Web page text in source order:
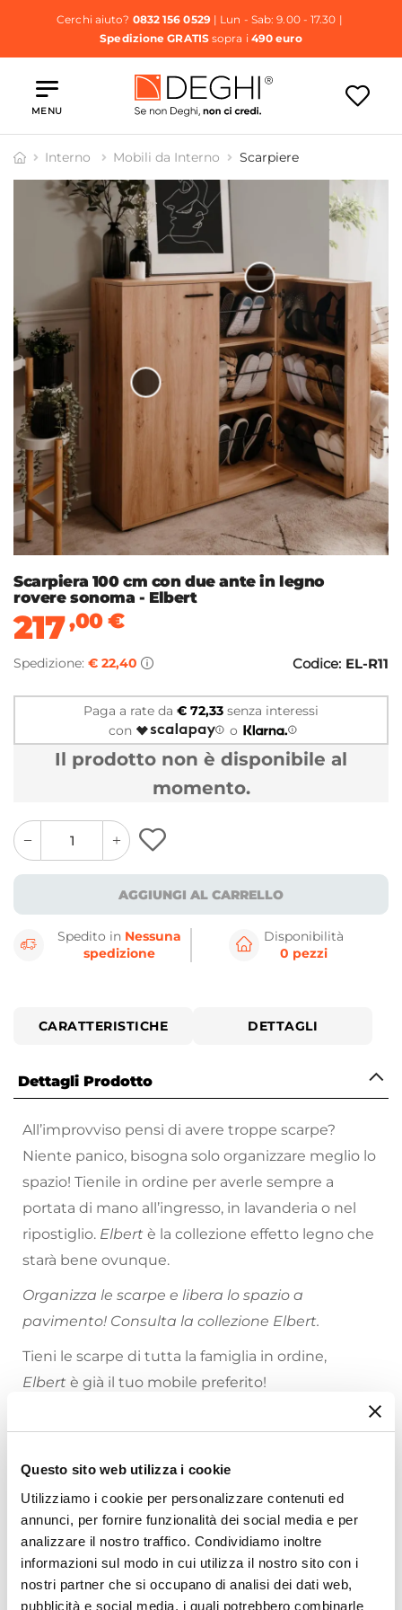
Questo sito web utilizza i cookie
Utilizziamo i cookie per personalizzare contenuti ed
annunci, per fornire funzionalità dei social media e per
analizzare il nostro traffico. Condividiamo inoltre
informazioni sul modo in cui utilizza il nostro sito con i
nostri partner che si occupano di analisi dei dati web,
pubblicità e social media, i quali potrebbero combinarle
Cerchi aiuto? 0832 156 0529| Lun - Sab: 9.00 - 17.30 |
Spedizione GRATISsopra i 490 euro
MENU
Interno Mobili da Interno Scarpiere
Scarpiera 100 cm con due ante in legno
rovere sonoma - Elbert
217,00€
Spedizione: € 22,40 Codice: EL-R11
Paga a rate da € 72,33 senza interessi
con
o
Il prodotto non è disponibile al
momento.
quantity
button
quantity
minus
button
AGGIUNGI AL CARRELLO
Spedito in Nessuna
spedizione
Disponibilità
0 pezzi
CARATTERISTICHE DETTAGLI
Dettagli Prodotto
All’improvviso pensi di avere troppe scarpe?
Niente panico, bisogna solo organizzare meglio lo
spazio! Tienile in ordine per averle sempre a
portata di mano all’ingresso, in lavanderia o nel
ripostiglio. Elbert è la collezione effetto legno che
starà bene ovunque.
Organizza le scarpe e libera lo spazio a
pavimento! Consulta la collezione Elbert.
Tieni le scarpe di tutta la famiglia in ordine,
Elbert è già il tuo mobile preferito!
Riepilogo Caratteristiche
Caratteristiche
Tipologia
Scarpiera
Larghezza
100 cm
Profondità
Ti suggeriamo anche